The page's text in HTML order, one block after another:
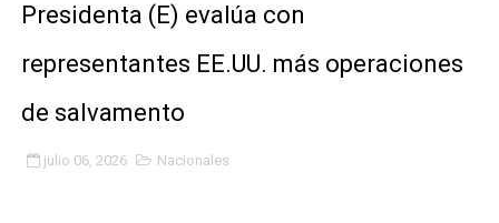
Gobernación de Mérida realizó jornada socialista en
Inicia el Plan Cultura Vacacional 2026 en el estado
Presidenta (E) evalúa con
representantes EE.UU. más operaciones
de salvamento
julio 06, 2026 Nacionales